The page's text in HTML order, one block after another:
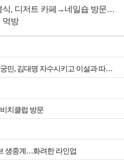
식, 디저트 카페→네일숍 방문…
먹방
[종합] ‘결혼의 완성’ 마지막회 남궁민, 김대명 자수시키고 이설과 따뜻한 안녕
치클럽 방문
생중계…화려한 라인업